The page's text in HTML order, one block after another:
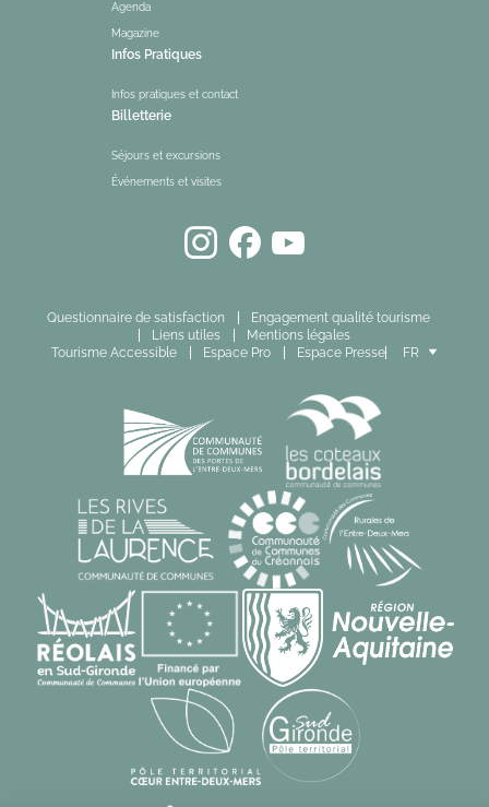
Agenda
Magazine
Infos Pratiques
Infos pratiques et contact
Billetterie
Séjours et excursions
Événements et visites
Questionnaire de satisfaction
Engagement qualité tourisme
Liens utiles
Mentions légales
Tourisme Accessible
Espace Pro Espace Presse
FR